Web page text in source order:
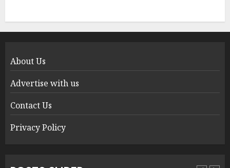
About Us
Advertise with us
Contact Us
Privacy Policy